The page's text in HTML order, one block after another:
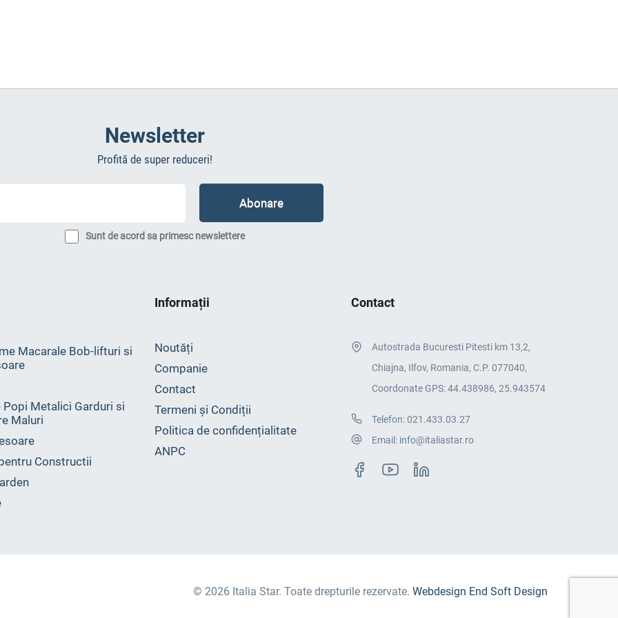
Newsletter
Profită de super reduceri!
Sunt de acord sa primesc newslettere
Macarale Bob-lifturi si
Popi Metalici Garduri si
Maluri
Constructii
Informații
Noutăți
Companie
Contact
Termeni și Condiții
Politica de confidențialitate
ANPC
Contact
Autostrada Bucuresti Pitesti km 13,2,
Chiajna, Ilfov, Romania, C.P. 077040,
Coordonate GPS: 44.438986, 25.943574
Telefon:021.433.03.27
Email: info@italiastar.ro
© 2026 Italia Star. Toate drepturile rezervate. Webdesign End Soft Design